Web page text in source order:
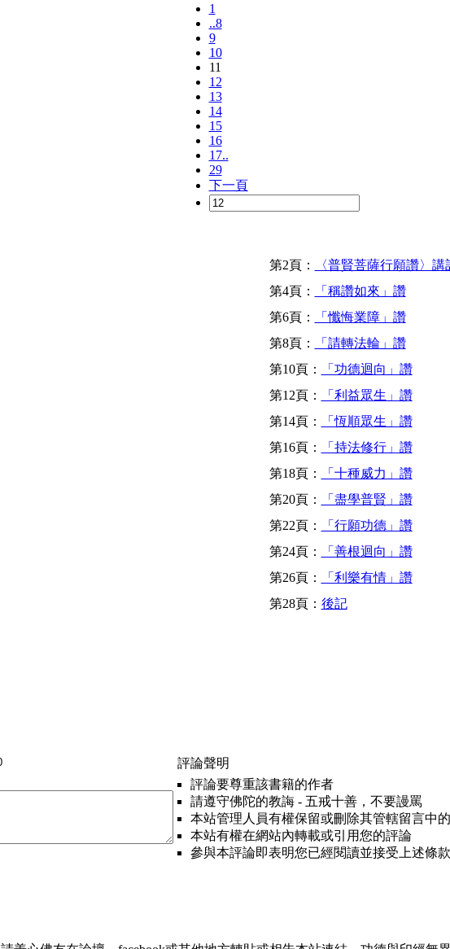
1
..8
9
10
11
12
13
14
15
16
17..
29
下一頁
第2頁：
〈普賢菩薩行願讚〉講
第4頁：
「稱讚如來」讚
第6頁：
「懺悔業障」讚
第8頁：
「請轉法輪」讚
第10頁：
「功德迴向」讚
第12頁：
「利益眾生」讚
第14頁：
「恆順眾生」讚
第16頁：
「持法修行」讚
第18頁：
「十種威力」讚
第20頁：
「盡學普賢」讚
第22頁：
「行願功德」讚
第24頁：
「善根迴向」讚
第26頁：
「利樂有情」讚
第28頁： 後記
評論聲明
評論要尊重該書籍的作者
請遵守佛陀的教誨 - 五戒十善，不要謾罵
本站管理人員有權保留或刪除其管轄留言中
本站有權在網站內轉載或引用您的評論
參與本評論即表明您已經閱讀並接受上述條款